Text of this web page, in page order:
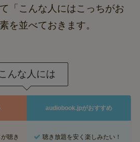
「こんな人にはこっちがお
を並べておきます。
んな人には
audiobook.jpがおすすめ
聴き
聴き放題を安く楽しみたい！